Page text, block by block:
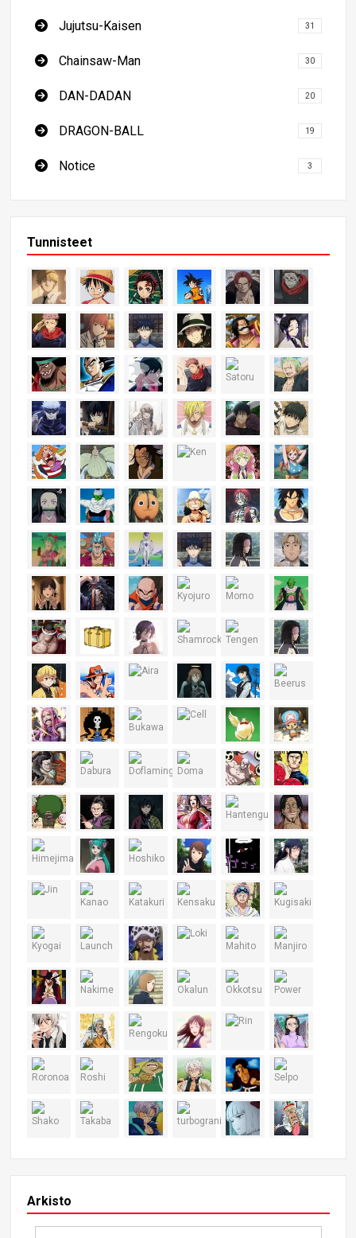
Jujutsu-Kaisen 31
Chainsaw-Man 30
DAN-DADAN 20
DRAGON-BALL 19
Notice 3
Tunnisteet
Arkisto